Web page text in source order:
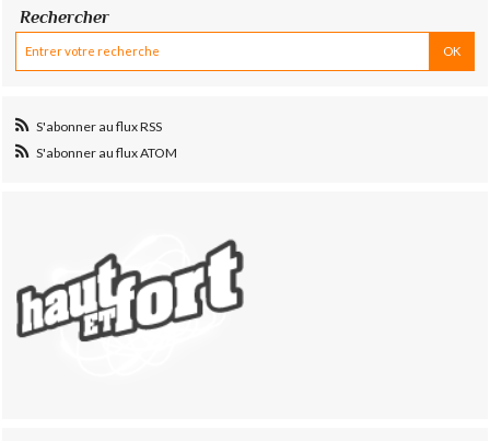
Rechercher
S'abonner au flux RSS
S'abonner au flux ATOM